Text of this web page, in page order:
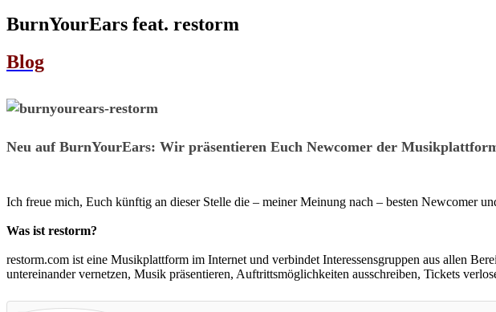
BurnYourEars feat. restorm
Blog
Neu auf BurnYourEars: Wir präsentieren Euch Newcomer der
Ich freue mich, Euch künftig an dieser Stelle die – meiner Meinung nach – besten Newcomer
Was ist restorm?
restorm.com ist eine Musikplattform im Internet und verbindet Interessensgruppen aus allen
untereinander vernetzen, Musik präsentieren, Auftrittsmöglichkeiten ausschreiben, Tickets